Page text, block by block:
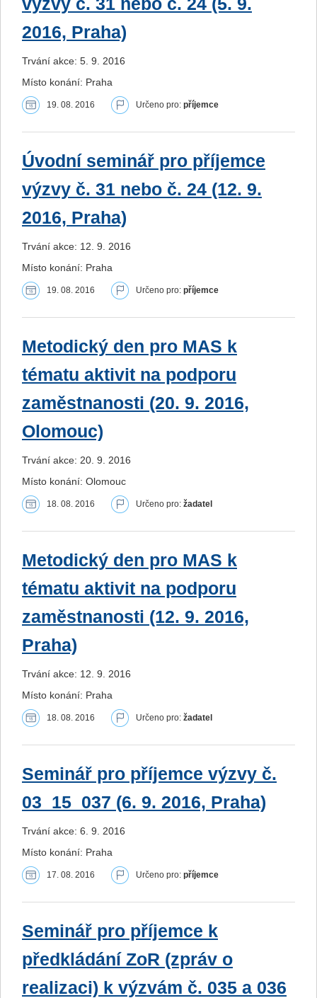
2016, Praha)
Trvání akce: 5. 9. 2016
Místo konání: Praha
19. 08. 2016 Určeno pro: příjemce
Úvodní seminář pro příjemce
výzvy č. 31 nebo č. 24 (12. 9.
2016, Praha)
Trvání akce: 12. 9. 2016
Místo konání: Praha
19. 08. 2016 Určeno pro: příjemce
Metodický den pro MAS k
tématu aktivit na podporu
zaměstnanosti (20. 9. 2016,
Olomouc)
Trvání akce: 20. 9. 2016
Místo konání: Olomouc
18. 08. 2016 Určeno pro: žadatel
Metodický den pro MAS k
tématu aktivit na podporu
zaměstnanosti (12. 9. 2016,
Praha)
Trvání akce: 12. 9. 2016
Místo konání: Praha
18. 08. 2016 Určeno pro: žadatel
Seminář pro příjemce výzvy č.
03_15_037 (6. 9. 2016, Praha)
Trvání akce: 6. 9. 2016
Místo konání: Praha
17. 08. 2016 Určeno pro: příjemce
Seminář pro příjemce k
předkládání ZoR (zpráv o
realizaci) k výzvám č. 035 a 036